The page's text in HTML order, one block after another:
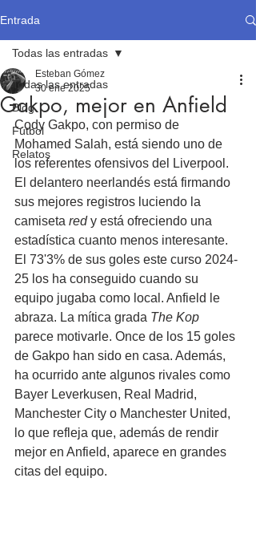
Entrada
Todas las entradas
Blog
Fútbol
Relatos
Todas las entradas
Gakpo, mejor en Anfield
Esteban Gómez
30 ene 2025
Cody Gakpo, con permiso de
Mohamed Salah, está siendo uno de
los referentes ofensivos del Liverpool.
El delantero neerlandés está firmando
sus mejores registros luciendo la
camiseta red y está ofreciendo una
estadística cuanto menos interesante.
El 73'3% de sus goles este curso 2024-
25 los ha conseguido cuando su
equipo jugaba como local. Anfield le
abraza. La mítica grada The Kop
parece motivarle. Once de los 15 goles
de Gakpo han sido en casa. Además,
ha ocurrido ante algunos rivales como
Bayer Leverkusen, Real Madrid,
Manchester City o Manchester United,
lo que refleja que, además de rendir
mejor en Anfield, aparece en grandes
citas del equipo.